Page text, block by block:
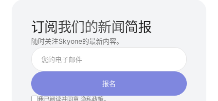
订阅我们的新闻简报
随时关注Skyone的最新内容。
报名
我已阅读并同意 隐私政策。